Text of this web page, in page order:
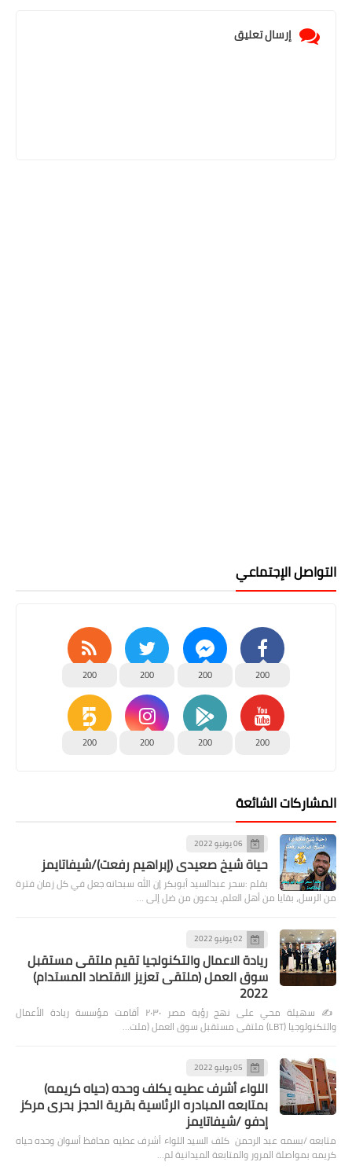
إرسال تعليق
التواصل الإجتماعي
200
200
200
200
200
200
200
200
المشاركات الشائعة
06 يونيو 2022
حياة شيخ صعيدى (إبراهيم رفعت)/شيفاتايمز
بقلم :سحر عبدالسيد أبوبكر إن الله سبحانه جعل في كل زمان فترة
من الرسل، بقايا من أهل العلم، يدعون من ضل إلى …
02 يونيو 2022
ريادة الاعمال والتكنولجيا تقيم ملتقى مستقبل
سوق العمل (ملتقى تعزيز الاقتصاد المستدام)
2022
✍️ سهيلة محي على نهج رؤية مصر ٢٠٣٠ أقامت مؤسسة ريادة الأعمال
والتكنولوجيا (LBT) ملتقى مستقبل سوق العمل (ملت…
05 يوليو 2022
اللواء أشرف عطيه يكلف وحده (حياه كريمه)
بمتابعه المبادره الرئاسية بقرية الحجز بحرى مركز
إدفو /شيفاتايمز
متابعه /بسمه عبد الرحمن كلف السيد اللواء أشرف عطيه محافظ أسوان وحده حياه
كريمه بمواصلة المرور والمتابعة الميدانية لم…